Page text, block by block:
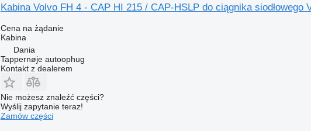
Kabina Volvo FH 4 - CAP HI 215 / CAP-HSLP do ciągnika siodłowego
Cena na żądanie
Kabina
Dania
Tappernøje autoophug
Kontakt z dealerem
Nie możesz znaleźć części?
Wyślij zapytanie teraz!
Zamów części